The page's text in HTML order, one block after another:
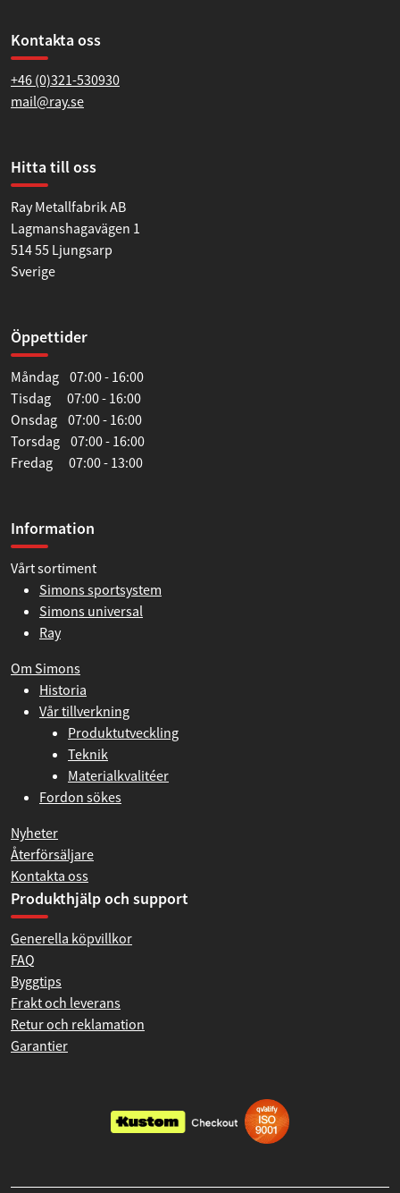
Kontakta oss
+46 (0)321-530930
mail@ray.se
Hitta till oss
Ray Metallfabrik AB
Lagmanshagavägen 1
514 55 Ljungsarp
Sverige
Öppettider
Måndag 07:00 - 16:00
Tisdag 07:00 - 16:00
Onsdag 07:00 - 16:00
Torsdag 07:00 - 16:00
Fredag 07:00 - 13:00
Information
Vårt sortiment
Simons sportsystem
Simons universal
Ray
Om Simons
Historia
Vår tillverkning
Produktutveckling
Teknik
Materialkvalitéer
Fordon sökes
Nyheter
Återförsäljare
Kontakta oss
Produkthjälp och support
Generella köpvillkor
FAQ
Byggtips
Frakt och leverans
Retur och reklamation
Garantier